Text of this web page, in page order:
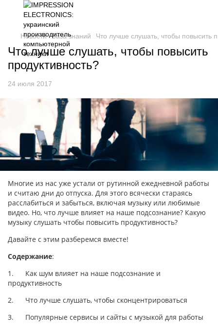
Новости База знаний Что лучше слушать, чтобы повысить
Что лучше слушать, чтобы повысить
продуктивность?
24 июля 2017
Многие из нас уже устали от рутинной ежедневной работы
и считаю дни до отпуска. Для этого всячески стараясь
расслабиться и забыться, включая музыку или любимые
видео. Но, что лучше влияет на наше подсознание? Какую
музыку слушать чтобы повысить продуктивность?
Давайте с этим разберемся вместе!
Содержание:
1. Как шум влияет на наше подсознание и
продуктивность
2. Что лучше слушать, чтобы сконцентрироваться
3. Популярные сервисы и сайты с музыкой для работы